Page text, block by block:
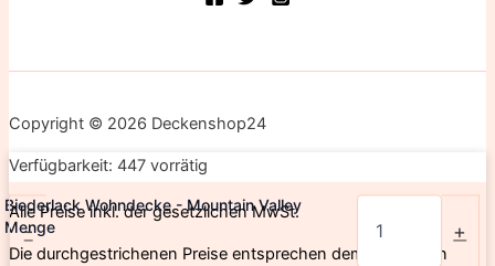
Copyright © 2026 Deckenshop24
Alle Preise inkl. der gesetzlichen MwSt.
Die durchgestrichenen Preise entsprechen dem bisherigen
Verfügbarkeit: 447 vorrätig
-
Biederlack Wohndecke - Mountain Valley
Menge
+